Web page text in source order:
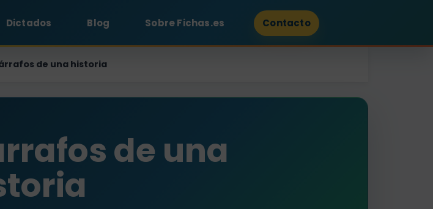
Dictados Blog Sobre Fichas.es Contacto
de una historia
de una